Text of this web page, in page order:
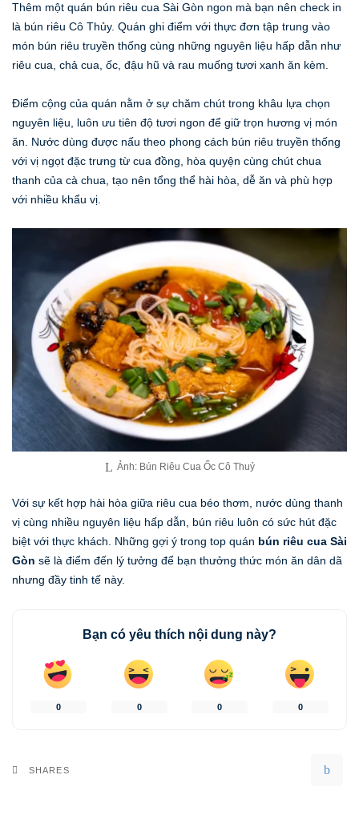
Thêm một quán bún riêu cua Sài Gòn ngon mà bạn nên check in
là bún riêu Cô Thủy. Quán ghi điểm với thực đơn tập trung vào
món bún riêu truyền thống cùng những nguyên liệu hấp dẫn như
riêu cua, chả cua, ốc, đậu hũ và rau muống tươi xanh ăn kèm.
Điểm cộng của quán nằm ở sự chăm chút trong khâu lựa chọn
nguyên liệu, luôn ưu tiên độ tươi ngon để giữ trọn hương vị món
ăn. Nước dùng được nấu theo phong cách bún riêu truyền thống
với vị ngọt đặc trưng từ cua đồng, hòa quyện cùng chút chua
thanh của cà chua, tạo nên tổng thể hài hòa, dễ ăn và phù hợp
với nhiều khẩu vị.
Ảnh: Bún Riêu Cua Ốc Cô Thuỷ
Với sự kết hợp hài hòa giữa riêu cua béo thơm, nước dùng thanh
vị cùng nhiều nguyên liệu hấp dẫn, bún riêu luôn có sức hút đặc
biệt với thực khách. Những gợi ý trong top quán bún riêu cua Sài
Gòn sẽ là điểm đến lý tưởng để bạn thưởng thức món ăn dân dã
nhưng đầy tinh tế này.
Bạn có yêu thích nội dung này?
0 0 0 0
SHARES